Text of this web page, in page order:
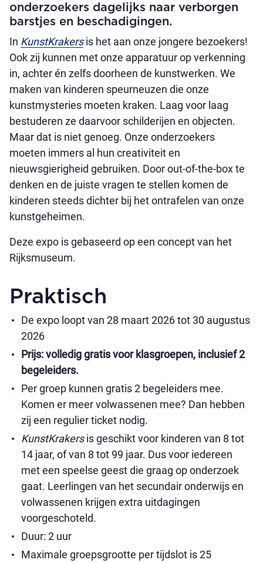
onderzoekers dagelijks naar verborgen
barstjes en beschadigingen.
In KunstKrakers is het aan onze jongere bezoekers!
Ook zij kunnen met onze apparatuur op verkenning
in, achter én zelfs doorheen de kunstwerken. We
maken van kinderen speurneuzen die onze
kunstmysteries moeten kraken. Laag voor laag
bestuderen ze daarvoor schilderijen en objecten.
Maar dat is niet genoeg. Onze onderzoekers
moeten immers al hun creativiteit en
nieuwsgierigheid gebruiken. Door out-of-the-box te
denken en de juiste vragen te stellen komen de
kinderen steeds dichter bij het ontrafelen van onze
kunstgeheimen.
Deze expo is gebaseerd op een concept van het
Rijksmuseum.
Praktisch
De expo loopt van 28 maart 2026 tot 30 augustus
2026
Prijs: volledig gratis voor klasgroepen, inclusief 2
begeleiders.
Per groep kunnen gratis 2 begeleiders mee.
Komen er meer volwassenen mee? Dan hebben
zij een regulier ticket nodig.
KunstKrakersis geschikt voor kinderen van 8 tot
14 jaar, of van 8 tot 99 jaar. Dus voor iedereen
met een speelse geest die graag op onderzoek
gaat. Leerlingen van het secundair onderwijs en
volwassenen krijgen extra uitdagingen
voorgeschoteld.
Duur: 2 uur
Maximale groepsgrootte per tijdslot is 25